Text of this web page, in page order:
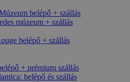
belépő + szállás
múzeum + szállás
belépő + szállás
+ prémium szállás
belépő és szállás